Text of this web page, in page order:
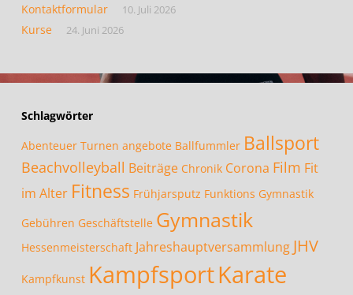
Kontaktformular 10. Juli 2026
Kurse 24. Juni 2026
Schlagwörter
Abenteuer Turnen angebote Ballfummler Ballsport
Beachvolleyball Beiträge Chronik Corona Film Fit
im Alter Fitness Frühjarsputz Funktions Gymnastik
Gebühren Geschäftstelle Gymnastik
Hessenmeisterschaft Jahreshauptversammlung JHV
Kampfkunst KampfsportKarate